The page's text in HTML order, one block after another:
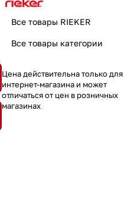
Все товары RIEKER
Все товары категории
Цена действительна только для
интернет-магазина и может
отличаться от цен в розничных
магазинах